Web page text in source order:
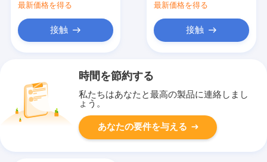
最新価格を得る
接触
最新価格を得る
接触
時間を節約する
私たちはあなたと最高の製品に連絡しまし
ょう。
あなたの要件を与える